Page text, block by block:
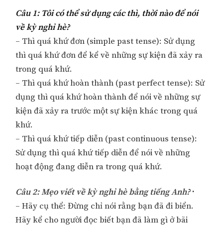
Câu 1: Tôi có thể sử dụng các thì, thời nào để nói
về kỳ nghỉ hè?
– Thì quá khứ đơn (simple past tense): Sử dụng
thì quá khứ đơn để kể về những sự kiện đã xảy ra
trong quá khứ.
– Thì quá khứ hoàn thành (past perfect tense): Sử
dụng thì quá khứ hoàn thành để nói về những sự
kiện đã xảy ra trước một sự kiện khác trong quá
khứ.
– Thì quá khứ tiếp diễn (past continuous tense):
Sử dụng thì quá khứ tiếp diễn để nói về những
hoạt động đang diễn ra trong quá khứ.
Câu 2: Mẹo viết về kỳ nghỉ hè bằng tiếng Anh?·
– Hãy cụ thể: Đừng chỉ nói rằng bạn đã đi biển.
Hãy kể cho người đọc biết bạn đã làm gì ở bãi